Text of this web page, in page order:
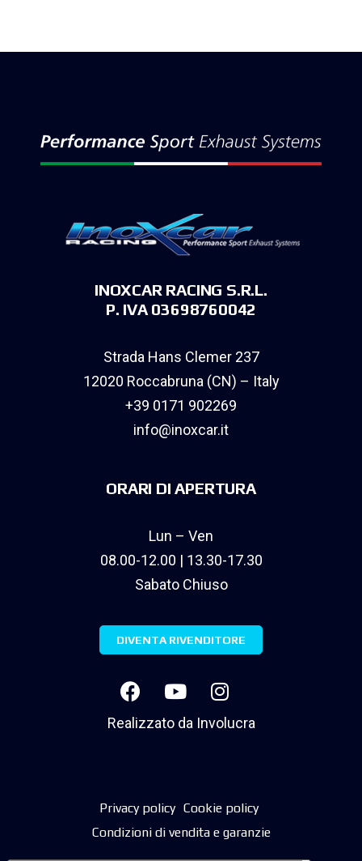
INOXCAR RACING S.R.L.
P. IVA 03698760042
Strada Hans Clemer 237
12020 Roccabruna (CN) – Italy
+39 0171 902269
info@inoxcar.it
ORARI DI APERTURA
Lun – Ven
08.00-12.00 | 13.30-17.30
Sabato Chiuso
DIVENTA RIVENDITORE
Realizzato da Involucra
Privacy policy Cookie policy
Condizioni di vendita e garanzie